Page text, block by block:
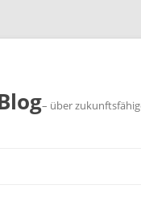
– über